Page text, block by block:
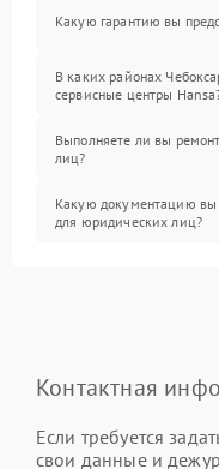
Какую гарантию вы
В каких районах
сервисные центры
Выполняете ли вы
лиц?
Какую документацию вы
для юридических лиц?
Контактная
Если требуется
свои данные и